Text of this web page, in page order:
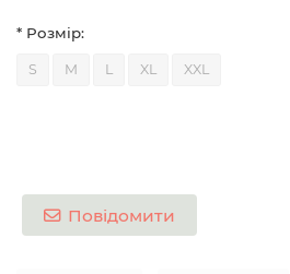
* Розмір:
S M L XL XXL
Повідомити